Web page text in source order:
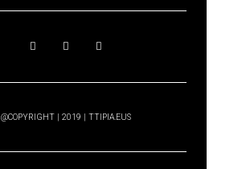
@COPYRIGHT | 2019 | TTIPIA.EUS